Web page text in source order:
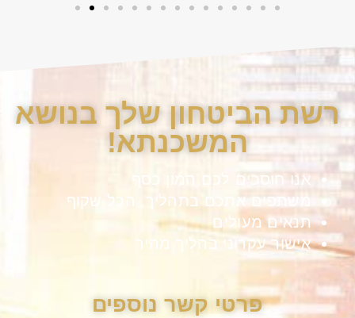
רשת הביטחון שלך בנושא
המשכנתא!
אנו חוסכים לכם המון כסף
משתפים אתכם בתהליך, הכל שקוף
תנאים מעולים
אישור עקרוני בהליך מהיר
פרטי קשר נוספים